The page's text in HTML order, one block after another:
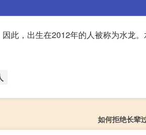
此，出生在2012年的人被称为水龙
如何拒绝长辈